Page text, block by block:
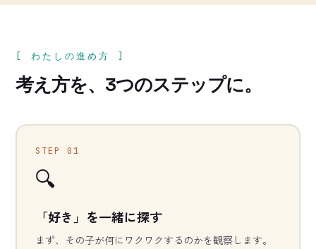
[ わたしの進め方 ]
考え方を、3つのステップに。
STEP 01
🔍
「好き」を一緒に探す
まず、その子が何にワクワクするのかを観察します。